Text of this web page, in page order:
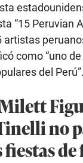
“15 Peruvian
artistas
como “uno
del Perú”.
no
de